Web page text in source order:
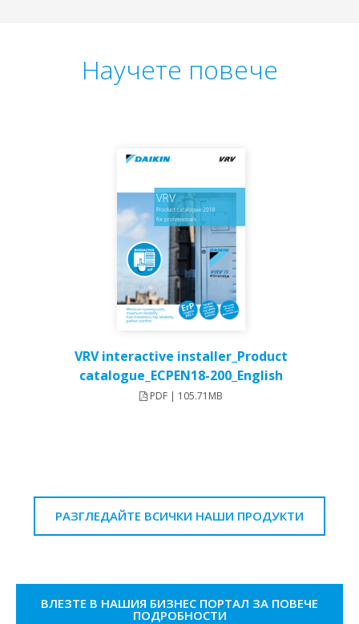
Научете повече
VRV interactive installer_Product
catalogue_ECPEN18-200_English
PDF | 105.71MB
РАЗГЛЕДАЙТЕ ВСИЧКИ НАШИ ПРОДУКТИ
ВЛЕЗТЕ В НАШИЯ БИЗНЕС ПОРТАЛ ЗА ПОВЕЧЕ
ПОДРОБНОСТИ